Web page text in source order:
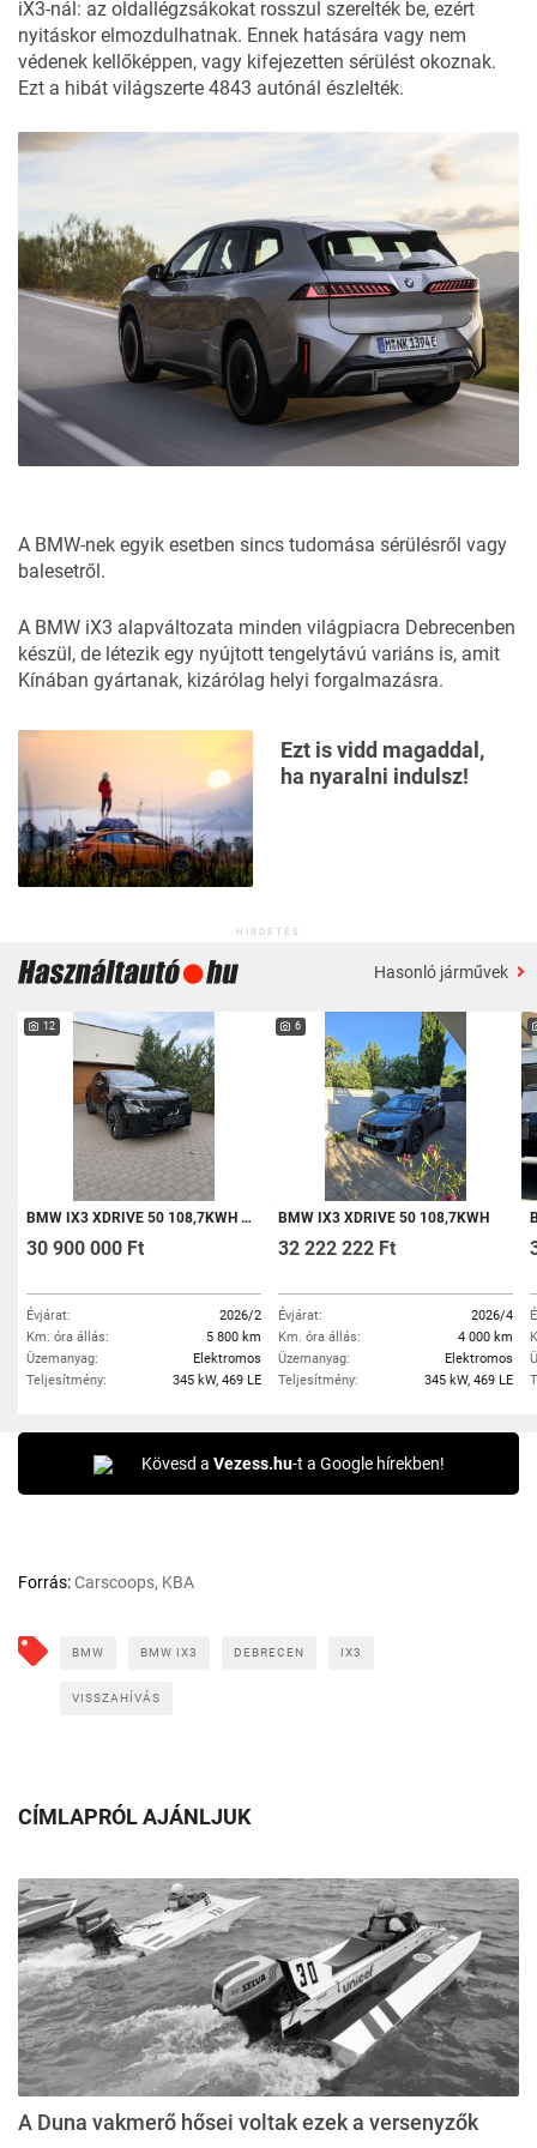
iX3-nál: az oldallégzsákokat rosszul szerelték be, ezért
nyitáskor elmozdulhatnak. Ennek hatására vagy nem
védenek kellőképpen, vagy kifejezetten sérülést okoznak.
Ezt a hibát világszerte 4843 autónál észlelték.
A BMW-nek egyik esetben sincs tudomása sérülésről vagy
balesetről.
A BMW iX3 alapváltozata minden világpiacra Debrecenben
készül, de létezik egy nyújtott tengelytávú variáns is, amit
Kínában gyártanak, kizárólag helyi forgalmazásra.
Ezt is vidd magaddal,
ha nyaralni indulsz!
HIRDETÉS
Hasonló járművek
12
BMW IX3 XDRIVE 50 108,7KWH ÁFÁS
30 900 000 Ft
Évjárat:
2026/2
Km. óra állás:
5 800 km
Üzemanyag:
Elektromos
Teljesítmény:
345 kW, 469 LE
6
BMW IX3 XDRIVE 50 108,7KWH
32 222 222 Ft
Évjárat:
2026/4
Km. óra állás:
4 000 km
Üzemanyag:
Elektromos
Teljesítmény:
345 kW, 469 LE
Kövesd a Vezess.hu-t a Google hírekben!
Forrás:Carscoops, KBA
BMW BMW IX3 DEBRECEN IX3
VISSZAHÍVÁS
CÍMLAPRÓL AJÁNLJUK
A Duna vakmerő hősei voltak ezek a versenyzők